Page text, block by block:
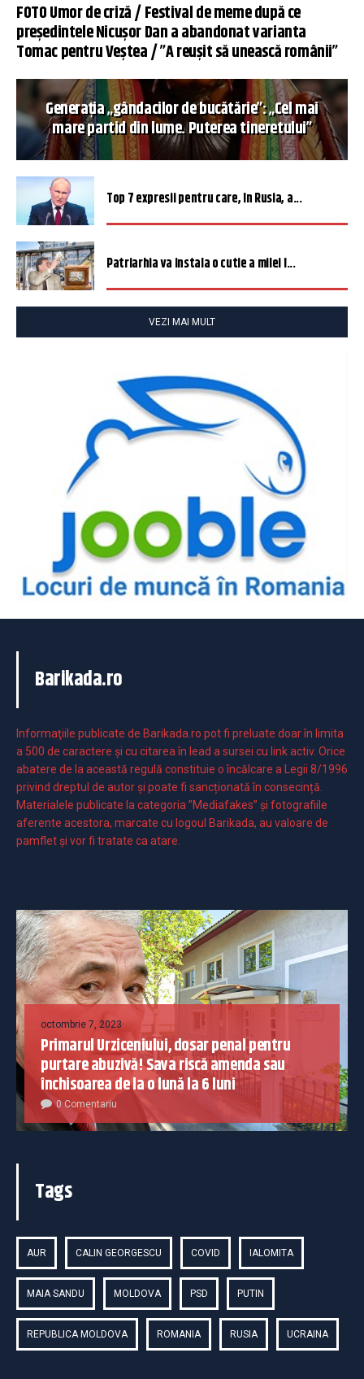
FOTO Umor de criză / Festival de meme după ce
președintele Nicușor Dan a abandonat varianta
Tomac pentru Veștea / ”A reușit să unească românii”
Generația „gândacilor de bucătărie”: „Cel mai
mare partid din lume. Puterea tineretului”
Top 7 expresii pentru care, în Rusia, a...
Patriarhia va instala o cutie a milei î...
VEZI MAI MULT
Barikada.ro
Informaţiile publicate de Barikada.ro pot fi preluate doar în limita
a 500 de caractere şi cu citarea în lead a sursei cu link activ. Orice
abatere de la această regulă constituie o încălcare a Legii 8/1996
privind dreptul de autor și poate fi sancționată în consecință.
Materialele publicate la categoria ”Mediafakes” și fotografiile
aferente acestora, marcate cu logoul Barikada, au valoare de
pamflet și vor fi tratate ca atare.
octombrie 7, 2023
Primarul Urziceniului, dosar penal pentru
purtare abuzivă! Sava riscă amenda sau
închisoarea de la o lună la 6 luni
0 Comentariu
Tags
AUR CALIN GEORGESCU COVID IALOMITA
MAIA SANDU MOLDOVA PSD PUTIN
REPUBLICA MOLDOVA ROMANIA RUSIA UCRAINA